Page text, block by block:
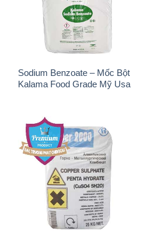
Sodium Benzoate – Mốc Bột
Kalama Food Grade Mỹ Usa